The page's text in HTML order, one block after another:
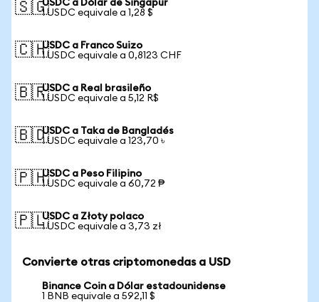
🇸🇬USDC a Dólar de Singapur
1 USDC equivale a 1,28 $
🇨🇭USDC a Franco Suizo
1 USDC equivale a 0,8123 CHF
🇧🇷USDC a Real brasileño
1 USDC equivale a 5,12 R$
🇧🇩USDC a Taka de Bangladés
1 USDC equivale a 123,70 ৳
🇵🇭USDC a Peso Filipino
1 USDC equivale a 60,72 ₱
🇵🇱USDC a Złoty polaco
1 USDC equivale a 3,73 zł
Convierte otras criptomonedas a USD
Binance Coin a Dólar estadounidense
1 BNB equivale a 592,11 $